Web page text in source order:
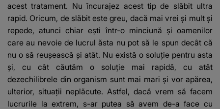
acest tratament. Nu încurajez acest tip de slăbit ultra
rapid. Oricum, de slăbit este greu, dacă mai vrei şi mult şi
repede, atunci chiar eşti într-o minciună şi oamenilor
care au nevoie de lucrul ăsta nu pot să le spun decât că
nu o să reuşească şi atât. Nu există o soluţie pentru asta
şi, cu cât căutăm o soluţie mai rapidă, cu atât
dezechilibrele din organism sunt mai mari şi vor apărea,
ulterior, situaţii neplăcute. Astfel, dacă vrem să facem
lucrurile la extrem, s-ar putea să avem de-a face cu